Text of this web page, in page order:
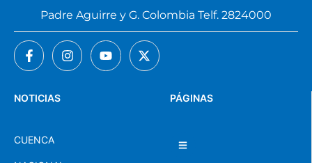
PÁGINAS
NOTICIAS
CUENCA
Padre Aguirre y G. Colombia Telf. 2824000